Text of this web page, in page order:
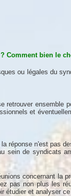
Comment bien le
ou légales du
retrouver
et
réponse n'est pas
sein de syndicats
concernant la
pas non plus les
étudier et analyser